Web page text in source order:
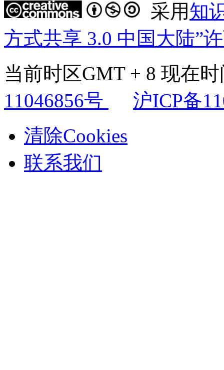
采用知
方式共享 3.0 中国大陆”
当前时区GMT + 8 现在
11046856号
沪ICP备
清除Cookies
联系我们